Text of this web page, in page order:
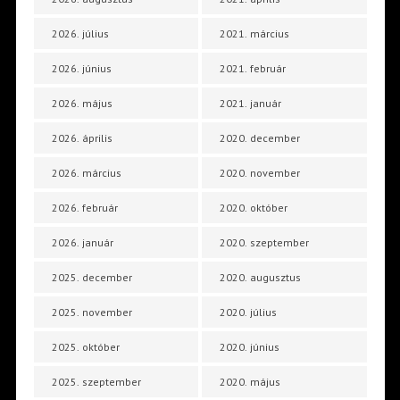
2026. július
2026. június
2026. május
2026. április
2026. március
2026. február
2026. január
2025. december
2025. november
2025. október
2025. szeptember
2021. március
2021. február
2021. január
2020. december
2020. november
2020. október
2020. szeptember
2020. augusztus
2020. július
2020. június
2020. május